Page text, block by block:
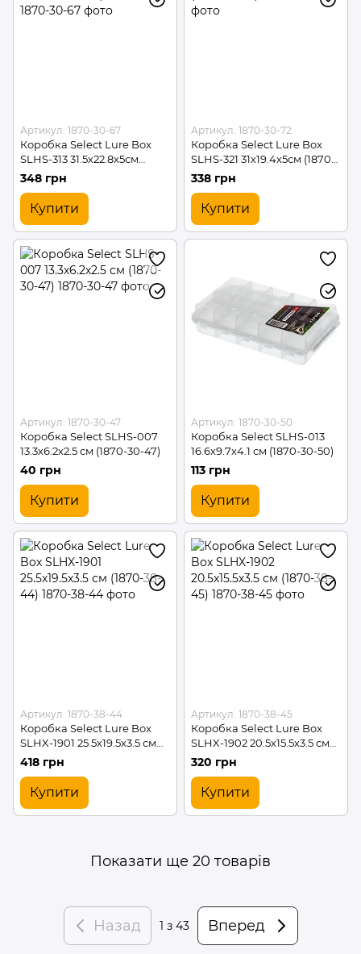
Артикул: 1870-30-67
Коробка Select Lure Box
SLHS-313 31.5х22.8х5см
(1870-30-67)
348 грн
Купити
Артикул: 1870-30-72
Коробка Select Lure Box
SLHS-321 31х19.4х5см (1870-
30-72)
338 грн
Купити
Артикул: 1870-30-47
Коробка Select SLHS-007
13.3х6.2х2.5 см (1870-30-47)
40 грн
Купити
Артикул: 1870-30-50
Коробка Select SLHS-013
16.6х9.7х4.1 см (1870-30-50)
113 грн
Купити
Артикул: 1870-38-44
Коробка Select Lure Box
SLHX-1901 25.5х19.5х3.5 см
(1870-38-44)
418 грн
Купити
Артикул: 1870-38-45
Коробка Select Lure Box
SLHX-1902 20.5х15.5х3.5 см
(1870-38-45)
320 грн
Купити
Показати ще 20 товарів
Назад 1 з 43 Вперед